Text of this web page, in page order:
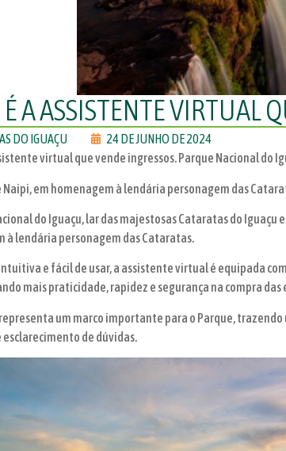
A ASSISTENTE VIRTUAL
DO IGUAÇU
24 DE JUNHO DE 2024
virtual que vende ingressos. Parque Nacional do
Naipi, em homenagem à lendária personagem das
do Iguaçu, lar das majestosas Cataratas do
à lendária personagem das Cataratas.
e fácil de usar, a assistente virtual é equipada
mais praticidade, rapidez e segurança na compra das
um marco importante para o Parque,
esclarecimento de dúvidas.